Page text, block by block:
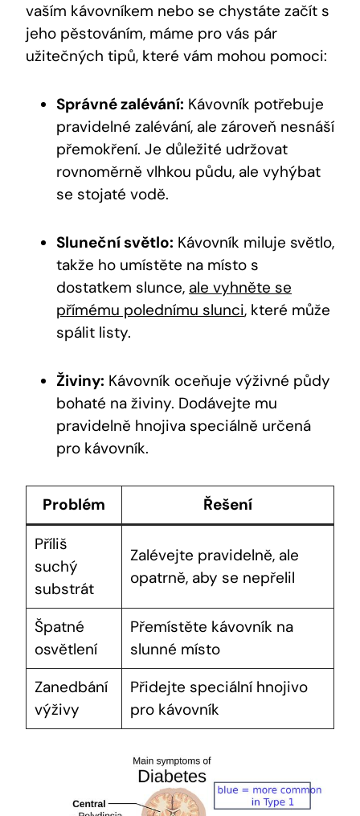
vaším kávovníkem nebo se chystáte začít s
jeho pěstováním, máme pro vás pár
užitečných tipů, které vám mohou pomoci:
Správné zalévání: Kávovník potřebuje
pravidelné zalévání, ale zároveň nesnáší
přemokření. Je důležité udržovat
rovnoměrně vlhkou půdu, ale vyhýbat
se stojaté vodě.
Sluneční světlo: Kávovník miluje světlo,
takže ho umístěte na místo s
dostatkem slunce, ale vyhněte se
přímému polednímu slunci, které může
spálit listy.
Živiny: Kávovník oceňuje výživné půdy
bohaté na živiny. Dodávejte mu
pravidelně hnojiva speciálně určená
pro kávovník.
Problém
Řešení
Příliš
suchý
substrát
Zalévejte pravidelně, ale
opatrně, aby se nepřelil
Špatné
osvětlení
Přemístěte kávovník na
slunné místo
Zanedbání
výživy
Přidejte speciální hnojivo
pro kávovník